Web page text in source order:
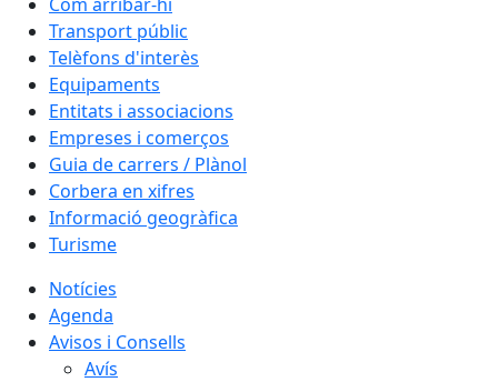
Transport públic
Telèfons d'interès
Equipaments
Entitats i associacions
Empreses i comerços
Guia de carrers / Plànol
Corbera en xifres
Informació geogràfica
Turisme
Notícies
Agenda
Avisos i Consells
Avís